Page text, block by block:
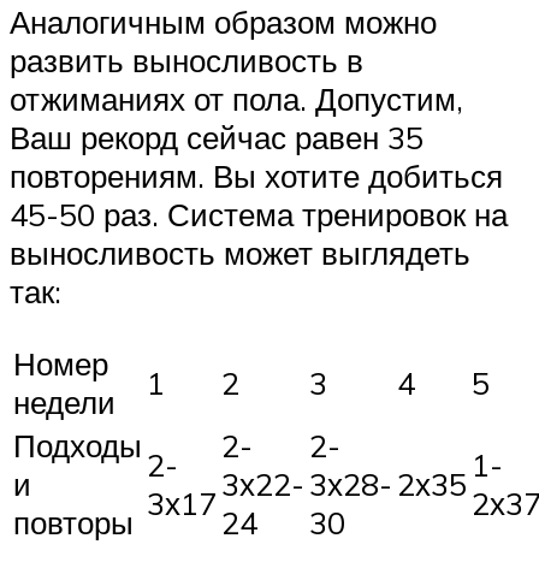
Аналогичным образом можно
развить выносливость в
отжиманиях от пола. Допустим,
Ваш рекорд сейчас равен 35
повторениям. Вы хотите добиться
45-50 раз. Система тренировок на
выносливость может выглядеть
так:
Номер
недели
1 2 3 4
5
Подходы
и
повторы
2-
3х17
2-
3х22-
24
2-
3х28-
30
2х35 1-